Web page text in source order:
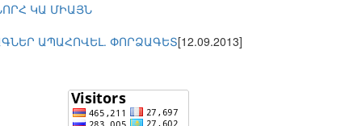
ԿԱ ՄԻԱՅՆ
ԱՊԱՀՈՎԵԼ. ՓՈՐՁԱԳԵՏ[12.09.2013]